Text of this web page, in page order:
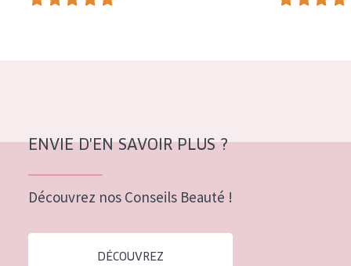
ENVIE D'EN SAVOIR PLUS ?
Découvrez nos Conseils Beauté !
DÉCOUVREZ